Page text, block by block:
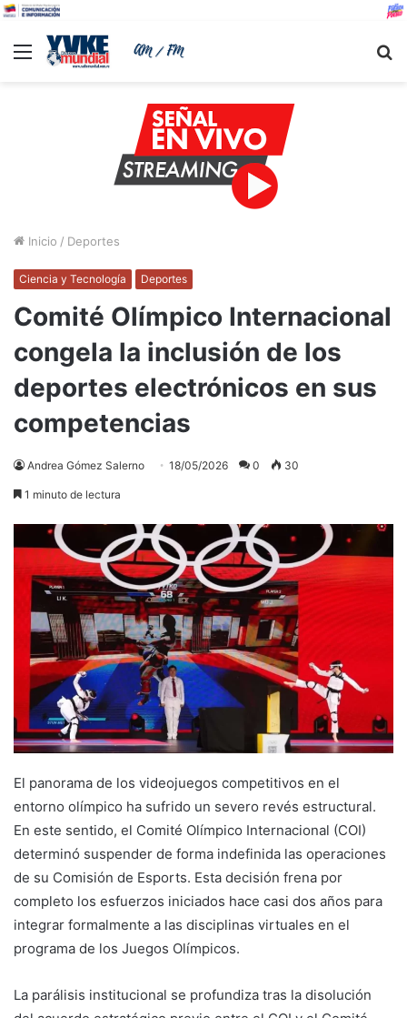
Menu
Inicio / Deportes
Ciencia y Tecnología Deportes
Comité Olímpico Internacional
congela la inclusión de los
deportes electrónicos en sus
competencias
Andrea Gómez Salerno 18/05/2026 0 30
1 minuto de lectura
El panorama de los videojuegos competitivos en el
entorno olímpico ha sufrido un severo revés estructural.
En este sentido, el Comité Olímpico Internacional (COI)
determinó suspender de forma indefinida las operaciones
de su Comisión de Esports. Esta decisión frena por
completo los esfuerzos iniciados hace casi dos años para
integrar formalmente a las disciplinas virtuales en el
programa de los Juegos Olímpicos.
La parálisis institucional se profundiza tras la disolución